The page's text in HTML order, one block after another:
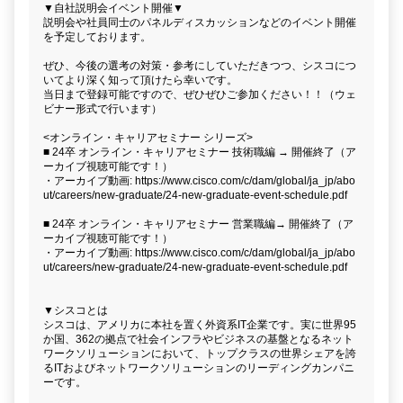
▼自社説明会イベント開催▼
説明会や社員同士のパネルディスカッションなどのイベント開催
を予定しております。
ぜひ、今後の選考の対策・参考にしていただきつつ、シスコにつ
いてより深く知って頂けたら幸いです。
当日まで登録可能ですので、ぜひぜひご参加ください！！（ウェ
ビナー形式で行います）
<オンライン・キャリアセミナー シリーズ>
■ 24卒 オンライン・キャリアセミナー 技術職編 → 開催終了（ア
ーカイブ視聴可能です！）
・アーカイブ動画: https://www.cisco.com/c/dam/global/ja_jp/abo
ut/careers/new-graduate/24-new-graduate-event-schedule.pdf
■ 24卒 オンライン・キャリアセミナー 営業職編→ 開催終了（ア
ーカイブ視聴可能です！）
・アーカイブ動画: https://www.cisco.com/c/dam/global/ja_jp/abo
ut/careers/new-graduate/24-new-graduate-event-schedule.pdf
▼シスコとは
シスコは、アメリカに本社を置く外資系IT企業です。実に世界95
か国、362の拠点で社会インフラやビジネスの基盤となるネット
ワークソリューションにおいて、トップクラスの世界シェアを誇
るITおよびネットワークソリューションのリーディングカンパニ
ーです。